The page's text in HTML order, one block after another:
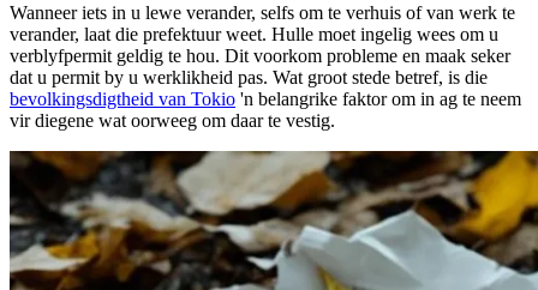
Wanneer iets in u lewe verander, selfs om te verhuis of van werk te
verander, laat die prefektuur weet. Hulle moet ingelig wees om u
verblyfpermit geldig te hou. Dit voorkom probleme en maak seker
dat u permit by u werklikheid pas. Wat groot stede betref, is die
bevolkingsdigtheid van Tokio 'n belangrike faktor om in ag te neem
vir diegene wat oorweeg om daar te vestig.